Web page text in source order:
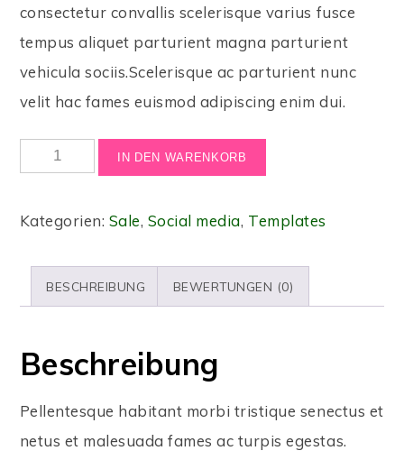
consectetur convallis scelerisque varius fusce
tempus aliquet parturient magna parturient
vehicula sociis.Scelerisque ac parturient nunc
velit hac fames euismod adipiscing enim dui.
IN DEN WARENKORB
Kategorien: Sale, Social media, Templates
BESCHREIBUNG BEWERTUNGEN (0)
Beschreibung
Pellentesque habitant morbi tristique senectus et
netus et malesuada fames ac turpis egestas.